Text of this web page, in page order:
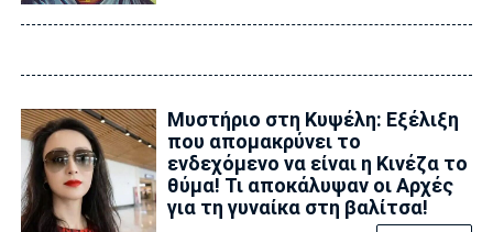
Μυστήριο στη Κυψέλη: Εξέλιξη
που απομακρύνει το
ενδεχόμενο να είναι η Κινέζα το
θύμα! Τι αποκάλυψαν οι Αρχές
για τη γυναίκα στη βαλίτσα!